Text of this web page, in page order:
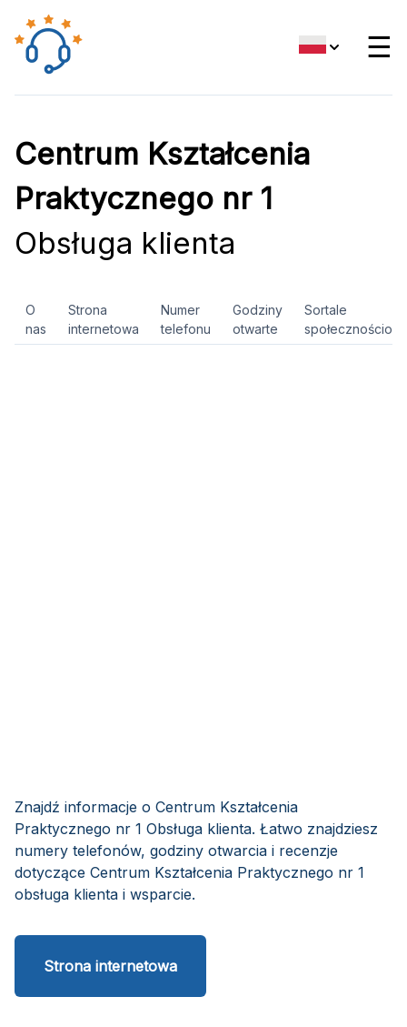
☰
Centrum Kształcenia
Praktycznego nr 1
Obsługa klienta
O
nas
Strona
internetowa
Numer
telefonu
Godziny
otwarte
Sortale
Znajdź informacje o Centrum Kształcenia
Praktycznego nr 1 Obsługa klienta. Łatwo znajdziesz
numery telefonów, godziny otwarcia i recenzje
dotyczące Centrum Kształcenia Praktycznego nr 1
obsługa klienta i wsparcie.
Strona internetowa